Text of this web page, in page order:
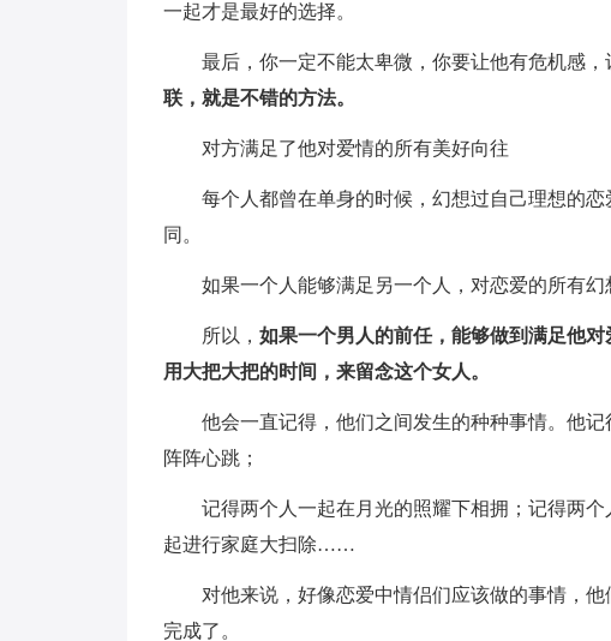
一起才是最好的选择。
最后，你一定不能太卑微，你要让他有危机感
联，就是不错的方法。
对方满足了他对爱情的所有美好向往
每个人都曾在单身的时候，幻想过自己理想的
同。
如果一个人能够满足另一个人，对恋爱的所有
所以， 如果一个男人的前任，能够做到满足他
用大把大把的时间，来留念这个女人。
他会一直记得，他们之间发生的种种事情。他
阵阵心跳；
记得两个人一起在月光的照耀下相拥；记得两
起进行家庭大扫除……
对他来说，好像恋爱中情侣们应该做的事情，
完成了。